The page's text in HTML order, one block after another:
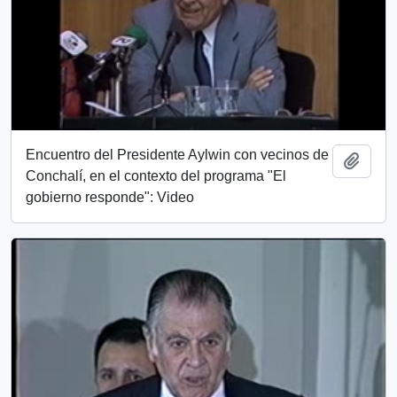
Encuentro del Presidente Aylwin con vecinos de
Conchalí, en el contexto del programa "El
gobierno responde": Video